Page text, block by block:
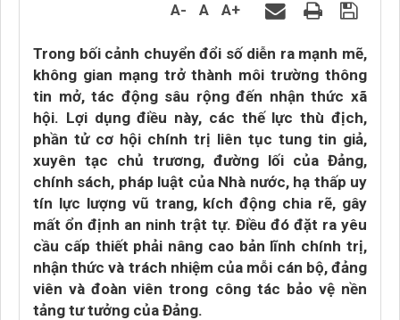
A- A A+
Trong bối cảnh chuyển đổi số diễn ra mạnh mẽ,
không gian mạng trở thành môi trường thông
tin mở, tác động sâu rộng đến nhận thức xã
hội. Lợi dụng điều này, các thế lực thù địch,
phần tử cơ hội chính trị liên tục tung tin giả,
xuyên tạc chủ trương, đường lối của Đảng,
chính sách, pháp luật của Nhà nước, hạ thấp uy
tín lực lượng vũ trang, kích động chia rẽ, gây
mất ổn định an ninh trật tự. Điều đó đặt ra yêu
cầu cấp thiết phải nâng cao bản lĩnh chính trị,
nhận thức và trách nhiệm của mỗi cán bộ, đảng
viên và đoàn viên trong công tác bảo vệ nền
tảng tư tưởng của Đảng.